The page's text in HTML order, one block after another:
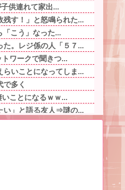
供連れて家出...
残す！」と怒鳴られた...
「こう」なった...
た。レジ係の人「５７...
ワークで聞きつ...
らいことになってしま...
多く
ことになるｗｗ...
い」と語る友人⇒謎の...
、ガチでイラネ」他